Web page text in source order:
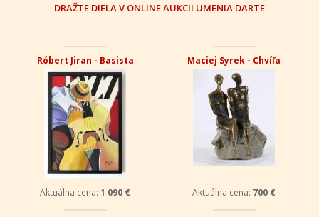
DRAŽTE DIELA V ONLINE AUKCII UMENIA DARTE
Róbert Jiran - Basista
Aktuálna cena: 1 090 €
Maciej Syrek - Chvíľa
Aktuálna cena: 700 €